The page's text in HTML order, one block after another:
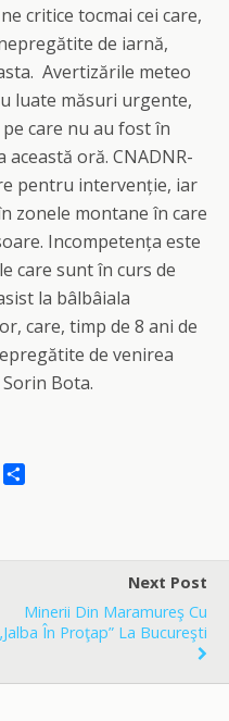
critice tocmai cei care,
de iarnă,
Avertizările meteo
luate măsuri urgente,
care nu au fost în
oră. CNADNR-
pentru intervenție, iar
zonele montane în care
Incompetența este
care sunt în curs de
la bâlbâiala
care, timp de 8 ani de
de venirea
Bota.
e
Next Post
Minerii Din Maramureş Cu
În Proţap” La Bucureşti